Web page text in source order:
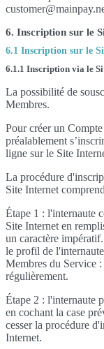
6. Inscription sur le
6.1 Inscription sur le
6.1.1 Inscription via le
La possibilité de
Membres.
Pour créer un
préalablement
ligne sur le Site
La procédure
Site Internet
Étape 1 : l'internaute
Site Internet en
un caractère
le profil de
Membres du Service
régulièrement.
Étape 2 : l'internaute
en cochant la case
cesser la procédure
Internet.